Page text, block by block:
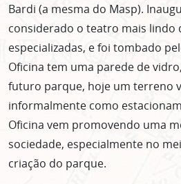
Bardi (a mesma do Masp).
considerado o teatro mais lindo
especializadas, e foi tombado
Oficina tem uma parede de
futuro parque, hoje um terreno
informalmente como
Oficina vem promovendo uma
sociedade, especialmente no
criação do parque.